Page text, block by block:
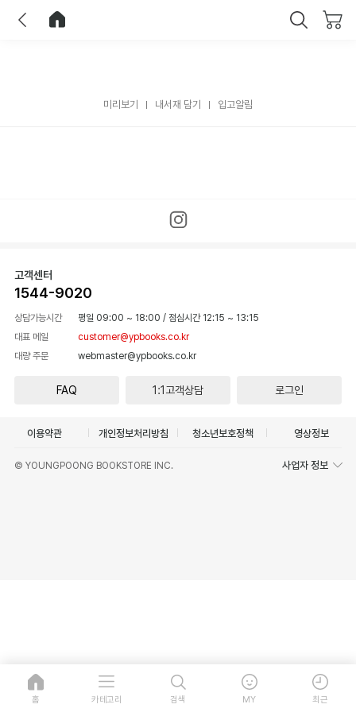
미리보기 내서재 담기 입고알림
고객센터
1544-9020
상담가능시간 평일 09:00 ~ 18:00 / 점심시간 12:15 ~ 13:15
대표 메일
customer@ypbooks.co.kr
대량 주문
webmaster@ypbooks.co.kr
FAQ 1:1고객상담 로그인
이용약관 개인정보처리방침 청소년보호정책 영상정보
© YOUNGPOONG BOOKSTORE INC. 사업자 정보
홈 카테고리 검색 MY 최근